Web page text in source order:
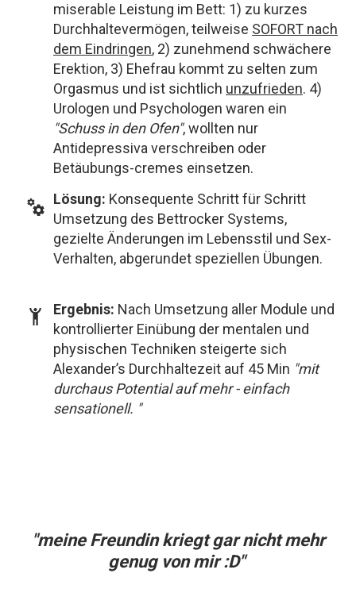
miserable Leistung im Bett: 1) zu kurzes
Durchhaltevermögen, teilweise SOFORT nach
dem Eindringen, 2) zunehmend schwächere
Erektion, 3) Ehefrau kommt zu selten zum
Orgasmus und ist sichtlich unzufrieden. 4)
Urologen und Psychologen waren ein
"Schuss in den Ofen", wollten nur
Antidepressiva verschreiben oder
Betäubungs-cremes einsetzen.
Lösung: Konsequente Schritt für Schritt
Umsetzung des Bettrocker Systems,
gezielte Änderungen im Lebensstil und Sex-
Verhalten, abgerundet speziellen Übungen.
Ergebnis: Nach Umsetzung aller Module und
kontrollierter Einübung der mentalen und
physischen Techniken steigerte sich
Alexander’s Durchhaltezeit auf 45 Min "mit
durchaus Potential auf mehr - einfach
sensationell. "
"meine Freundin kriegt gar nicht mehr
genug von mir :D"